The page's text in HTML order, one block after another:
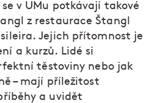
v UMu potkávají takové
z restaurace Štangl
Jejich přítomnost je
a kurzů. Lidé si
těstoviny nebo jak
– mají příležitost
a uvidět